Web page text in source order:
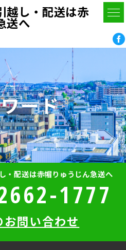
越し・配送は赤
送へ
ード
・配送は赤帽りゅうじん急送へ
1777
お問い合わせ